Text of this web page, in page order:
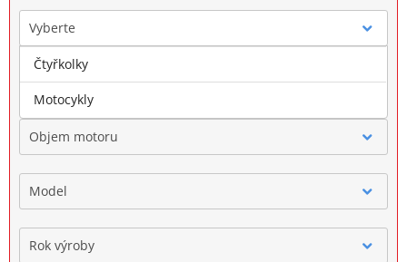
Vyberte
Značka
Objem motoru
Model
Rok výroby
Čtyřkolky
Motocykly